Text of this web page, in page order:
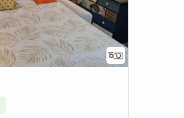
15